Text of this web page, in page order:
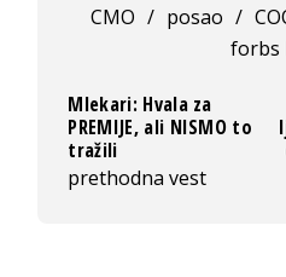
CMO / posao /
forbs
Mlekari: Hvala za
PREMIJE, ali NISMO to
tražili
prethodna vest